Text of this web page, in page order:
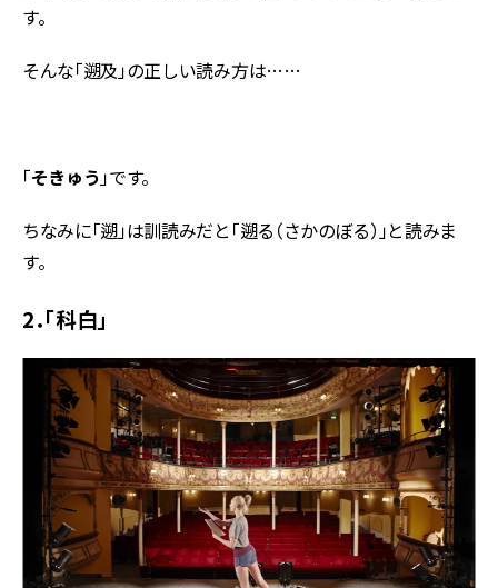
す。
そんな「遡及」の正しい読み方は……
「そきゅう」です。
ちなみに「遡」は訓読みだと「遡る（さかのぼる）」と読みま
す。
2．「科白」